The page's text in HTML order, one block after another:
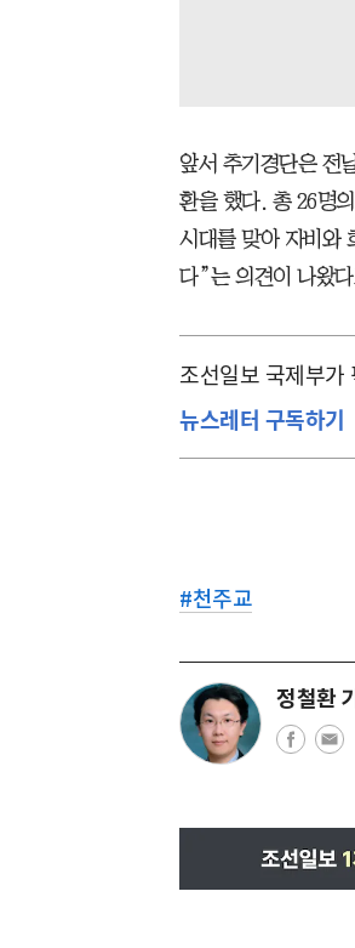
앞서 추기경단은 전
환을 했다. 총 26명
시대를 맞아 자비와
다”는 의견이 나왔
조선일보 국제부가
뉴스레터 구독하기
#천주교
정철환